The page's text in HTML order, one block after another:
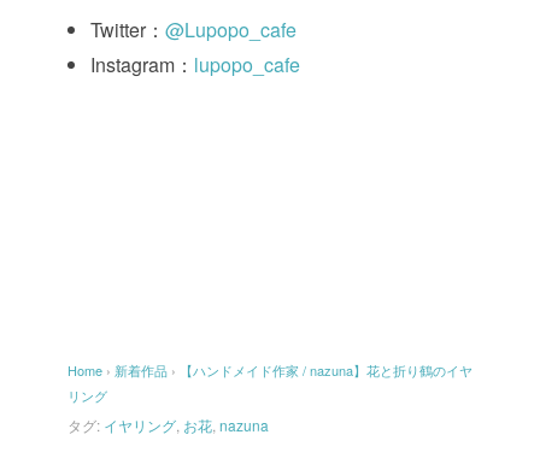
Twitter： @Lupopo_cafe
Instagram： lupopo_cafe
Home › 新着作品 ›
【ハンドメイド作家 / nazuna】花と折り鶴のイヤ
リング
タグ: イヤリング お花 nazuna